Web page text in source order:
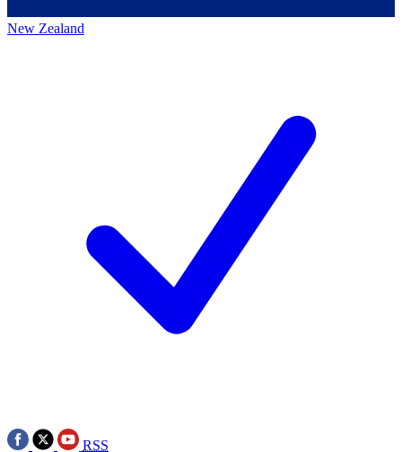
New Zealand
RSS